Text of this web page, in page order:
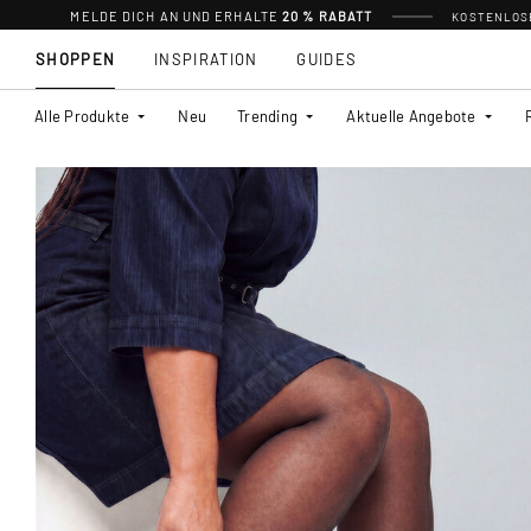
MELDE DICH AN UND ERHALTE20 % RABATT
SHOPPEN
Alle Produkte Neu Trending Aktuelle Angebote
INSPIRATION GUIDES